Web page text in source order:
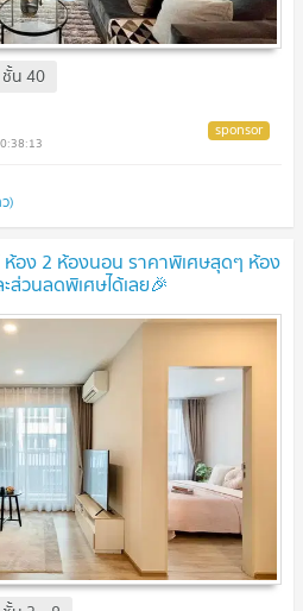
ชั้น40
)
ห้อง 2 ห้องนอน ราคาพิเศษสุดๆ ห้อง
ส่วนลดพิเศษได้เลย🎉